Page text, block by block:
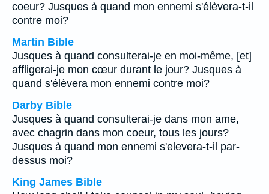
coeur? Jusques à quand mon ennemi s'élèvera-t-il
contre moi?
Martin Bible
Jusques à quand consulterai-je en moi-même, [et]
affligerai-je mon cœur durant le jour? Jusques à
quand s'élèvera mon ennemi contre moi?
Darby Bible
Jusques à quand consulterai-je dans mon ame,
avec chagrin dans mon coeur, tous les jours?
Jusques à quand mon ennemi s'elevera-t-il par-
dessus moi?
King James Bible